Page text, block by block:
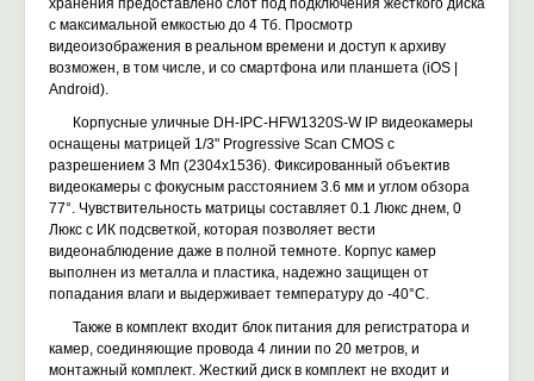
хранения предоставлено слот под подключения жесткого диска
с максимальной емкостью до 4 Тб. Просмотр
видеоизображения в реальном времени и доступ к архиву
возможен, в том числе, и со смартфона или планшета (iOS |
Android).
Корпусные уличные DH-IPC-HFW1320S-W IP видеокамеры
оснащены матрицей 1/3" Progressive Scan CMOS с
разрешением 3 Mп (2304х1536). Фиксированный объектив
видеокамеры с фокусным расстоянием 3.6 мм и углом обзора
77°. Чувствительность матрицы составляет 0.1 Люкс днем, 0
Люкс с ИК подсветкой, которая позволяет вести
видеонаблюдение даже в полной темноте. Корпус камер
выполнен из металла и пластика, надежно защищен от
попадания влаги и выдерживает температуру до -40°C.
Также в комплект входит блок питания для регистратора и
камер, соединяющие провода 4 линии по 20 метров, и
монтажный комплект. Жесткий диск в комплект не входит и